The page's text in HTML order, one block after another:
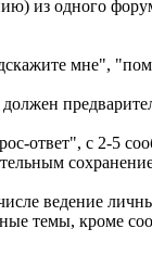
из одного
мне",
ответ", с 2-5
ведение
темы, кроме